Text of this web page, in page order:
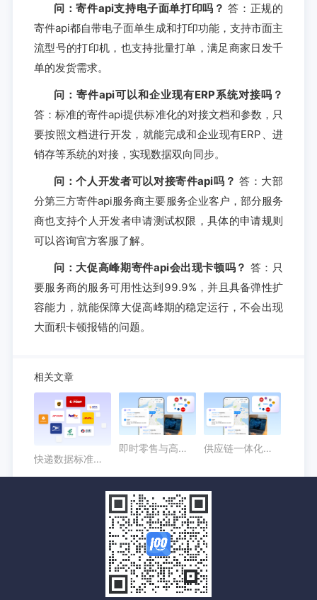
问：寄件api支持电子面单打印吗？ 答：正规的
寄件api都自带电子面单生成和打印功能，支持市面主
流型号的打印机，也支持批量打单，满足商家日发千
单的发货需求。
问：寄件api可以和企业现有ERP系统对接吗？
答：标准的寄件api提供标准化的对接文档和参数，只
要按照文档进行开发，就能完成和企业现有ERP、进
销存等系统的对接，实现数据双向同步。
问：个人开发者可以对接寄件api吗？ 答：大部
分第三方寄件api服务商主要服务企业客户，部分服务
商也支持个人开发者申请测试权限，具体的申请规则
可以咨询官方客服了解。
问：大促高峰期寄件api会出现卡顿吗？ 答：只
要服务商的服务可用性达到99.9%，并且具备弹性扩
容能力，就能保障大促高峰期的稳定运行，不会出现
大面积卡顿报错的问题。
相关文章
快递数据标准化趋势下，申通快递接口为什么需要统一接入？
即时零售与高时效配送场景中，顺丰物流API的价值在哪里？ 供应链一体化背景下，京东快递API接口有哪些业务价值？